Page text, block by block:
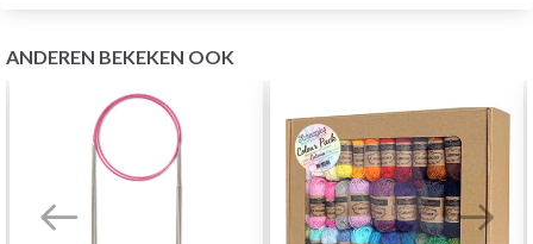
ANDEREN BEKEKEN OOK